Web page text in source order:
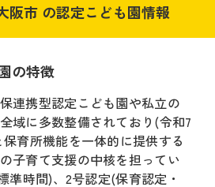
阪市 の認定こども園情報
の特徴
連携型認定こども園や私立の
域に多数整備されており(令和7
育所機能を一体的に提供する
子育て支援の中核を担ってい
準時間)、2号認定(保育認定・